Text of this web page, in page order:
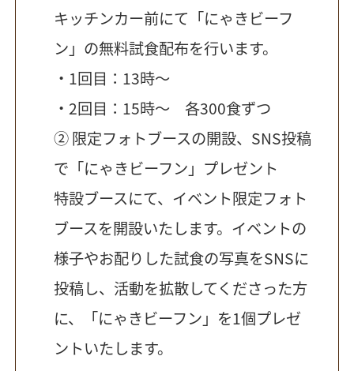
キッチンカー前にて「にゃきビーフ
ン」の無料試食配布を行います。
・1回目：13時〜
・2回目：15時〜 各300食ずつ
② 限定フォトブースの開設、SNS投稿
で「にゃきビーフン」プレゼント
特設ブースにて、イベント限定フォト
ブースを開設いたします。イベントの
様子やお配りした試食の写真をSNSに
投稿し、活動を拡散してくださった方
に、「にゃきビーフン」を1個プレゼ
ントいたします。